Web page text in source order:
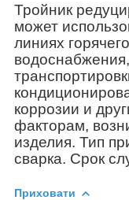
Тройник
может
линиях
коррозии и
факторам,
изделия. Тип
сварка. Срок
Приховати